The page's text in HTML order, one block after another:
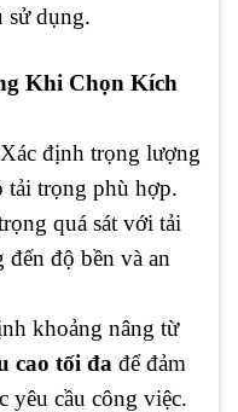
sử dụng.
Khi Chọn Kích
định trọng lượng
tải trọng phù hợp.
quá sát với tải
độ bền và an
khoảng nâng từ
cao tối đa để đảm
yêu cầu công việc.